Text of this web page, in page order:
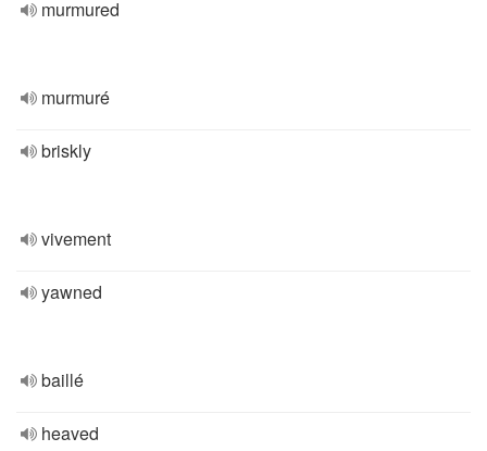
murmured
murmuré
briskly
vivement
yawned
baillé
heaved